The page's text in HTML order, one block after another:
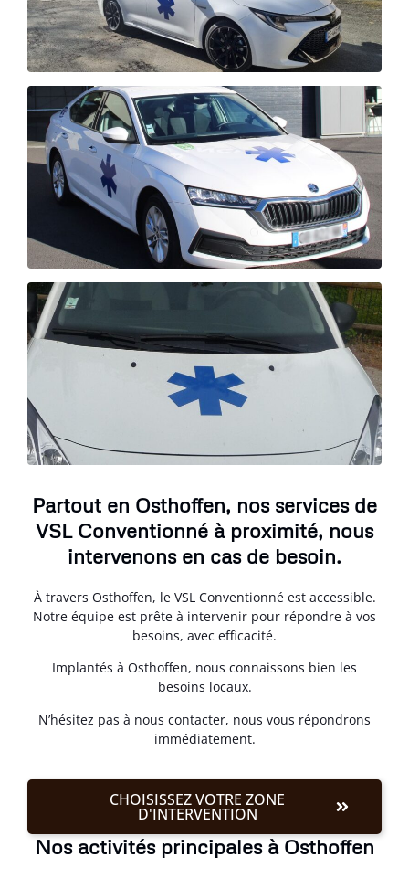
Partout en Osthoffen, nos services de
VSL Conventionné à proximité, nous
intervenons en cas de besoin.
À travers Osthoffen, le VSL Conventionné est accessible.
Notre équipe est prête à intervenir pour répondre à vos
besoins, avec efficacité.
Implantés à Osthoffen, nous connaissons bien les
besoins locaux.
N’hésitez pas à nous contacter, nous vous répondrons
immédiatement.
CHOISISSEZ VOTRE ZONE
D'INTERVENTION
Nos activités principales à Osthoffen